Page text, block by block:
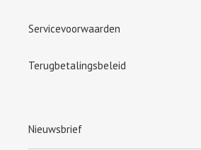
Servicevoorwaarden
Terugbetalingsbeleid
Nieuwsbrief